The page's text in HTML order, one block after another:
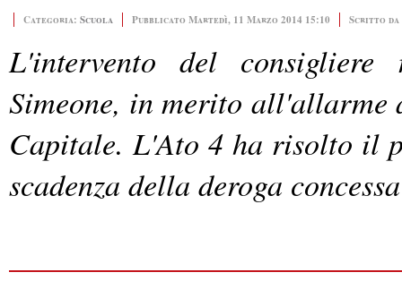
Categoria: Scuola Pubblicato Martedì, 11 Marzo 2014 15:10 Scritto da
L'intervento del
Simeone, in merito
Capitale. L'Ato 4 ha risolto il
scadenza della deroga